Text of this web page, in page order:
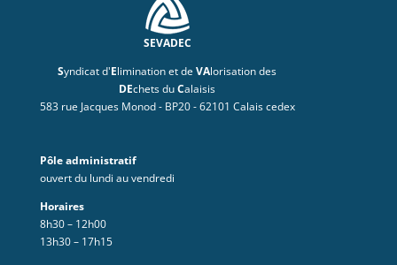
SEVADEC
Syndicat d'Elimination et deVAlorisation des
DEchets duCalaisis
583 rue Jacques Monod - BP20 - 62101 Calais cedex
Pôle administratif
ouvert du lundi au vendredi
Horaires
8h30 – 12h00
13h30 – 17h15